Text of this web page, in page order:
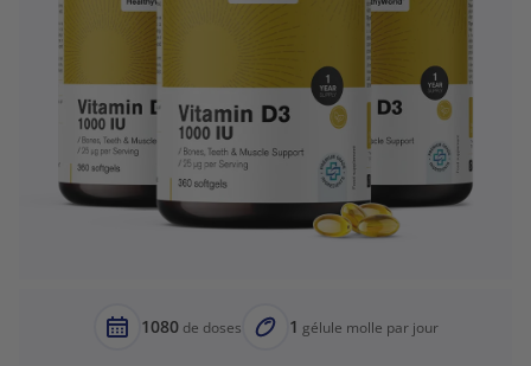
1080de doses 1 gélule molle par jour